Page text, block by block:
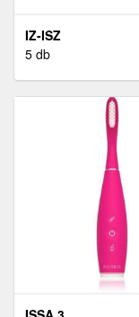
IZ-ISZ
5 db